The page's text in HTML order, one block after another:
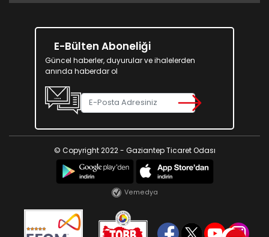
E-Bülten Aboneliği
Güncel haberler, duyurular ve ihalelerden
anında haberdar ol
© Copyright 2022 - Gaziantep Ticaret Odası
Vemedya